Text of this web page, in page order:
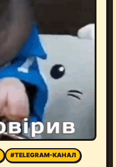
#TELEGRAM-КАНАЛ